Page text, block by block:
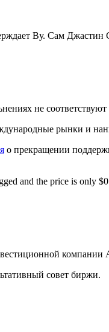
Ву. Сам
не соответствуют
рынки и
о прекращении
and the price is only
компании
совет биржи.